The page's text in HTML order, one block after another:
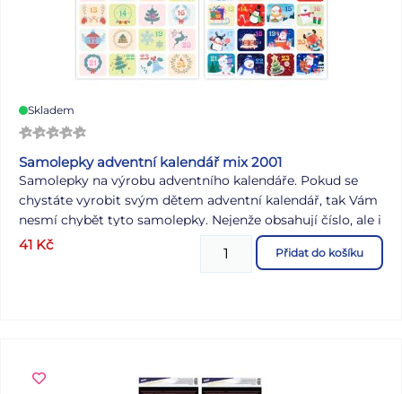
Skladem
Samolepky adventní kalendář mix 2001
Samolepky na výrobu adventního kalendáře. Pokud se
chystáte vyrobit svým dětem adventní kalendář, tak Vám
nesmí chybět tyto samolepky. Nejenže obsahují číslo, ale i
krásné obrázky s vánočními motivy. Díky nim označíte
krabičky, sáčky nebo látkové pytlíky do kterých zabalíte
41 Kč Přidat do košíku